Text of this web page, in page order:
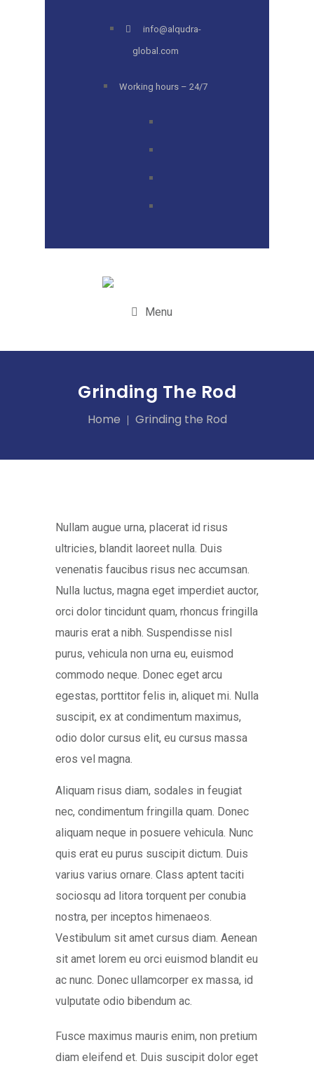
info@alqudra-
global.com
Working hours – 24/7
Menu
Grinding The Rod
Home Grinding the Rod
Nullam augue urna, placerat id risus
ultricies, blandit laoreet nulla. Duis
venenatis faucibus risus nec accumsan.
Nulla luctus, magna eget imperdiet auctor,
orci dolor tincidunt quam, rhoncus fringilla
mauris erat a nibh. Suspendisse nisl
purus, vehicula non urna eu, euismod
commodo neque. Donec eget arcu
egestas, porttitor felis in, aliquet mi. Nulla
suscipit, ex at condimentum maximus,
odio dolor cursus elit, eu cursus massa
eros vel magna.
Aliquam risus diam, sodales in feugiat
nec, condimentum fringilla quam. Donec
aliquam neque in posuere vehicula. Nunc
quis erat eu purus suscipit dictum. Duis
varius varius ornare. Class aptent taciti
sociosqu ad litora torquent per conubia
nostra, per inceptos himenaeos.
Vestibulum sit amet cursus diam. Aenean
sit amet lorem eu orci euismod blandit eu
ac nunc. Donec ullamcorper ex massa, id
vulputate odio bibendum ac.
Fusce maximus mauris enim, non pretium
diam eleifend et. Duis suscipit dolor eget